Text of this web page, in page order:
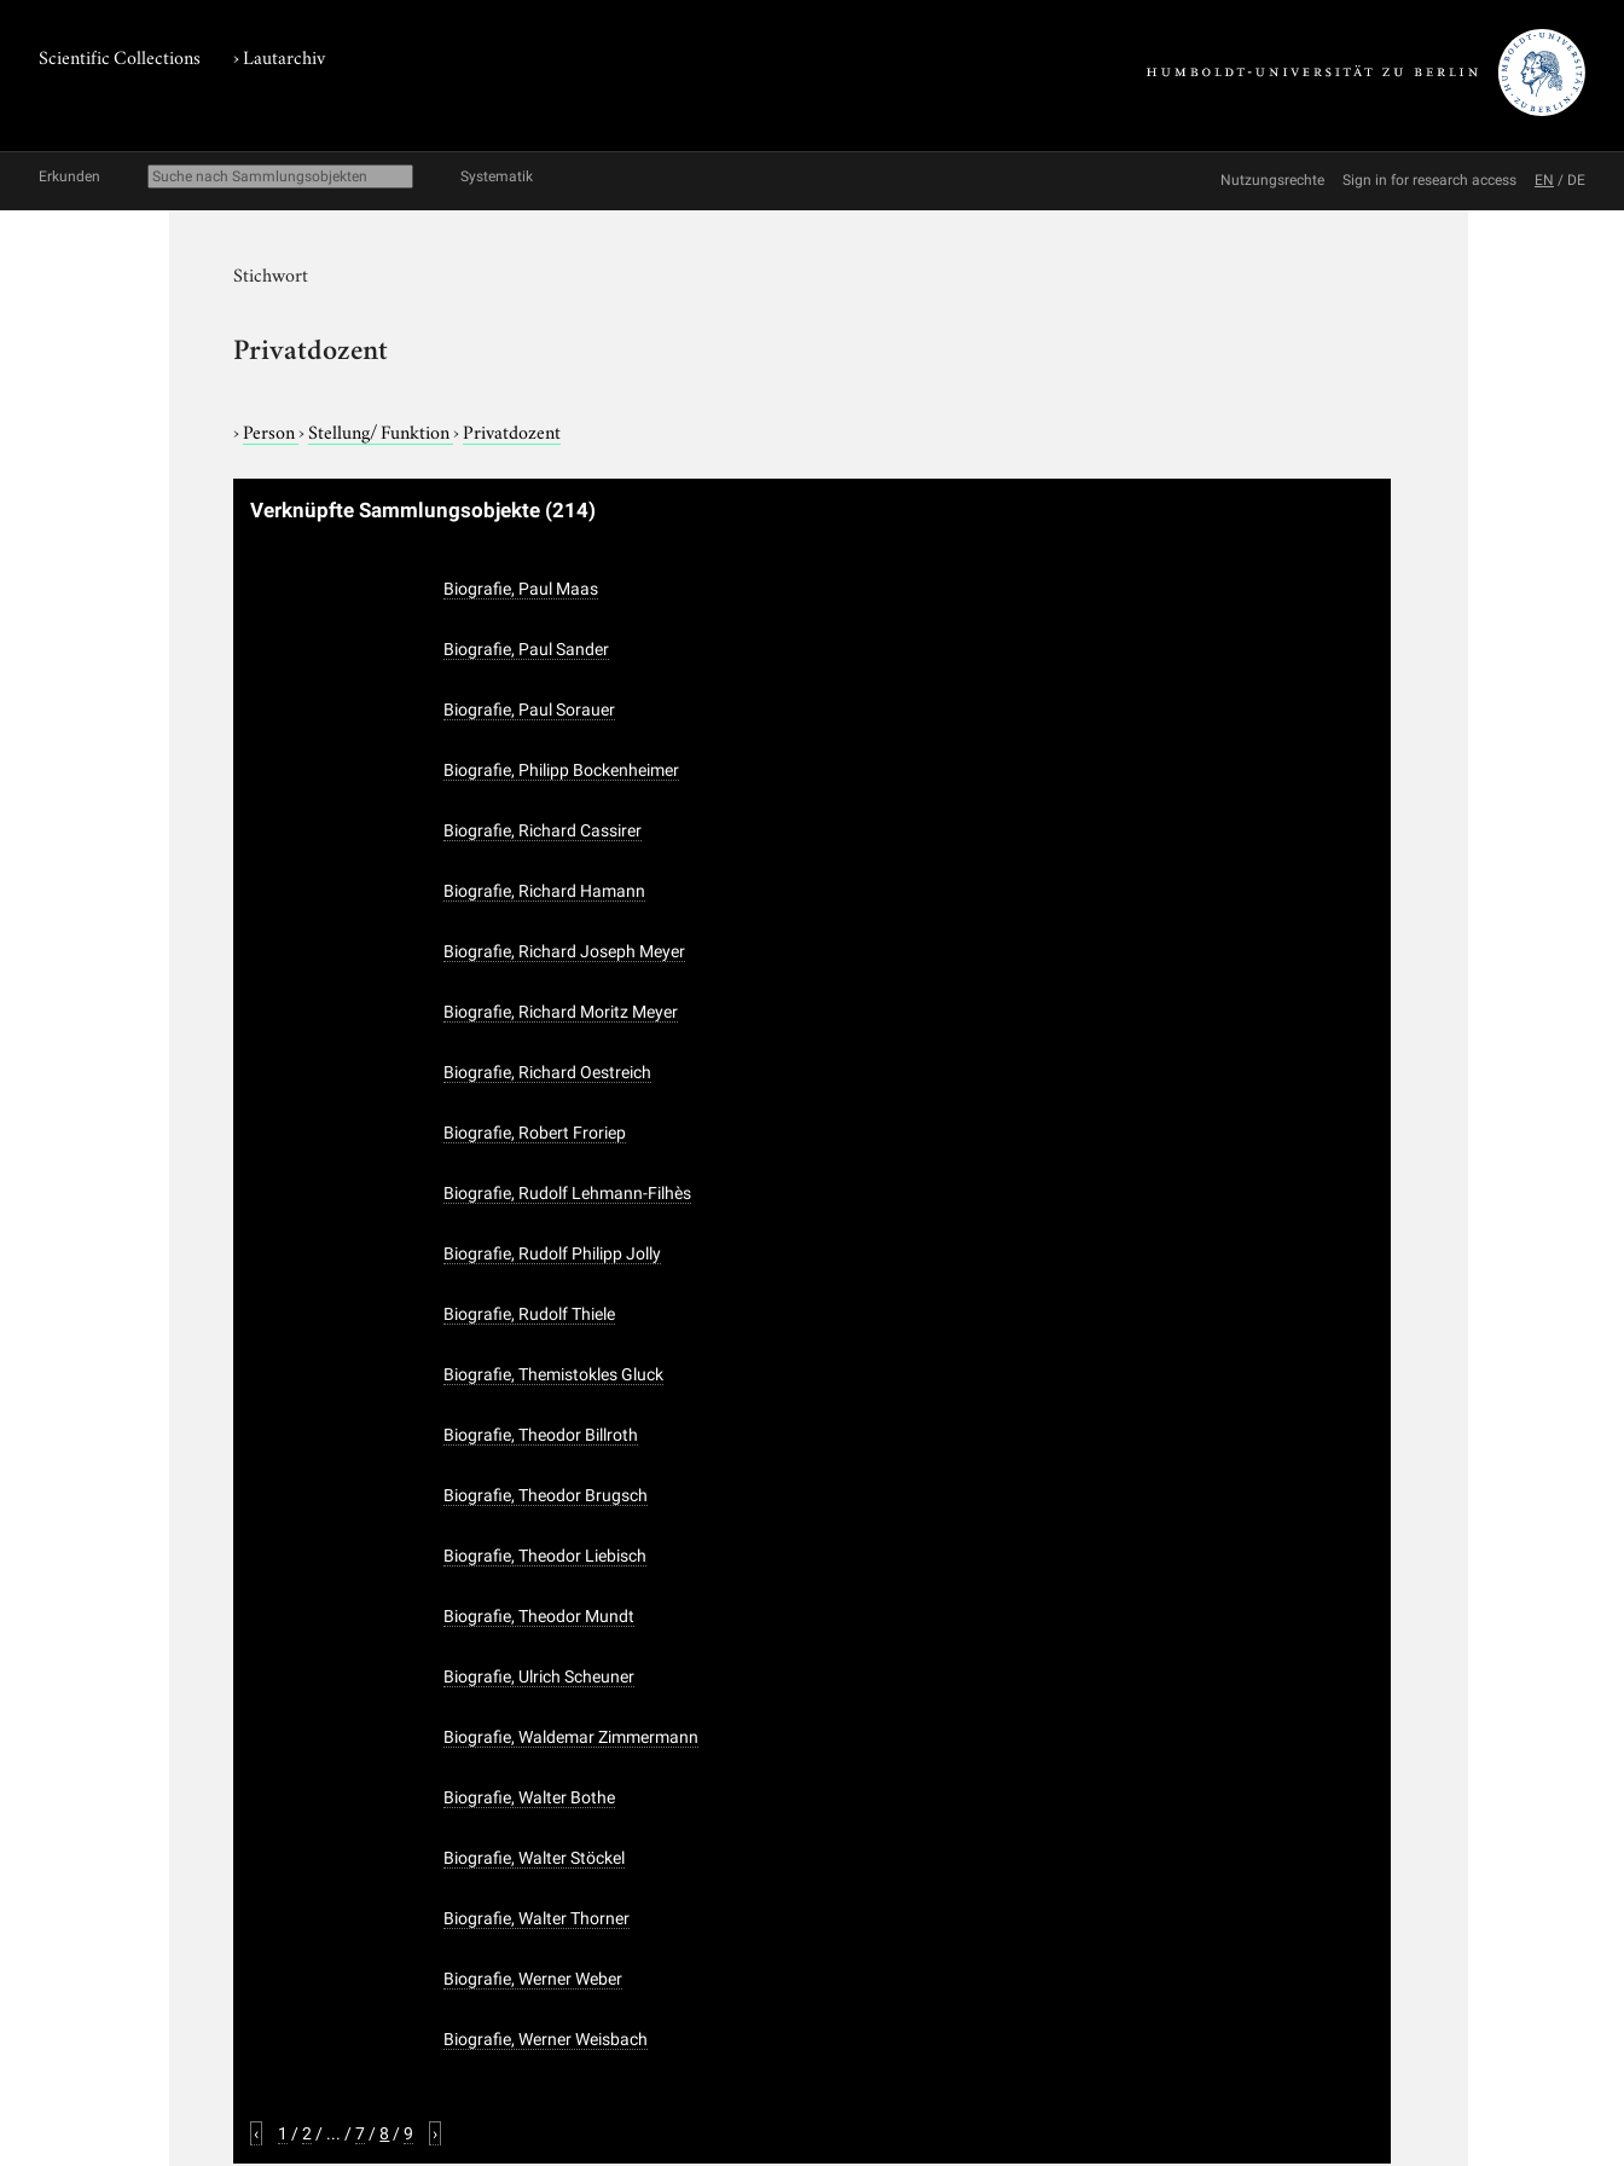
Scientific Collections ›Lautarchiv
Erkunden Systematik Nutzungsrechte Sign in for research access EN / DE
Stichwort
Privatdozent
›Person›Stellung/ Funktion›Privatdozent
Verknüpfte Sammlungsobjekte (214)
Biografie, Paul Maas
Biografie, Paul Sander
Biografie, Paul Sorauer
Biografie, Philipp Bockenheimer
Biografie, Richard Cassirer
Biografie, Richard Hamann
Biografie, Richard Joseph Meyer
Biografie, Richard Moritz Meyer
Biografie, Richard Oestreich
Biografie, Robert Froriep
Biografie, Rudolf Lehmann-Filhès
Biografie, Rudolf Philipp Jolly
Biografie, Rudolf Thiele
Biografie, Themistokles Gluck
Biografie, Theodor Billroth
Biografie, Theodor Brugsch
Biografie, Theodor Liebisch
Biografie, Theodor Mundt
Biografie, Ulrich Scheuner
Biografie, Waldemar Zimmermann
Biografie, Walter Bothe
Biografie, Walter Stöckel
Biografie, Walter Thorner
Biografie, Werner Weber
Biografie, Werner Weisbach
‹ 1 /2 / ... /7 /8 /9 ›